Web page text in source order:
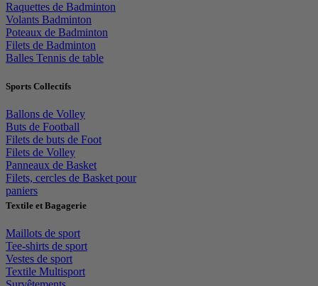
Raquettes de Badminton
Volants Badminton
Poteaux de Badminton
Filets de Badminton
Balles Tennis de table
Sports Collectifs
Ballons de Volley
Buts de Football
Filets de buts de Foot
Filets de Volley
Panneaux de Basket
Filets, cercles de Basket pour
paniers
Textile et Bagagerie
Maillots de sport
Tee-shirts de sport
Vestes de sport
Textile Multisport